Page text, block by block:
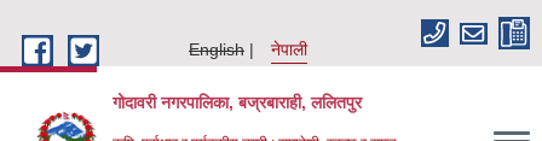
English
नेपाली
गोदावरी नगरपालिका, बज्रबाराही, ललितपुर